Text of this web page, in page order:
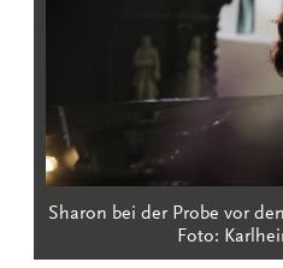
Sharon bei der Probe vor
Foto: